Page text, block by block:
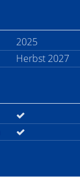
2025
Herbst 2027